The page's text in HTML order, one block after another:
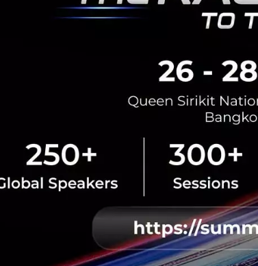
**ผลทดสอบในห้องทดลองกับ เชื้อโคโรนาไวรั
สามารถช่วยกำจัดเชื้อไวรัสได้ 99.9% และช่วย
เมอร์สามารถช่วยกำจัดเชื้อไวรัสได้ 99.9% โด
bts-skytrain
RELATED ARTICLE